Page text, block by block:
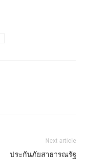
Next article
ประกันภัยสาธารณรัฐ